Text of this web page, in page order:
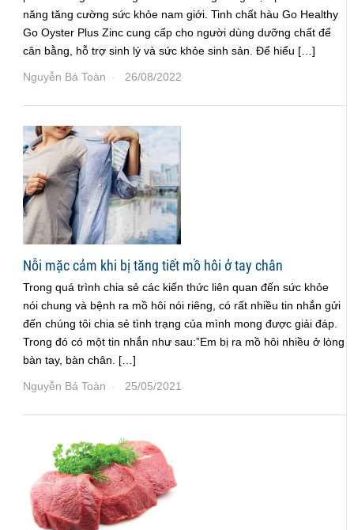
năng tăng cường sức khỏe nam giới. Tinh chất hàu Go Healthy
Go Oyster Plus Zinc cung cấp cho người dùng dưỡng chất để
cân bằng, hỗ trợ sinh lý và sức khỏe sinh sản. Để hiểu […]
Nguyễn Bá Toàn · 26/08/2022·
Nỗi mặc cảm khi bị tăng tiết mồ hôi ở tay chân
Trong quá trình chia sẻ các kiến thức liên quan đến sức khỏe
nói chung và bệnh ra mồ hôi nói riêng, có rất nhiều tin nhắn gửi
đến chúng tôi chia sẻ tình trạng của mình mong được giải đáp.
Trong đó có một tin nhắn như sau:”Em bị ra mồ hôi nhiều ở lòng
bàn tay, bàn chân. […]
Nguyễn Bá Toàn · 25/05/2021·